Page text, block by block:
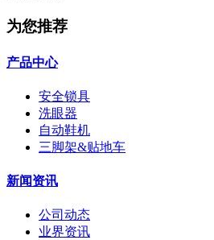
为您推荐
产品中心
安全锁具
洗眼器
自动鞋机
三脚架&贴地车
新闻资讯
公司动态
业界资讯